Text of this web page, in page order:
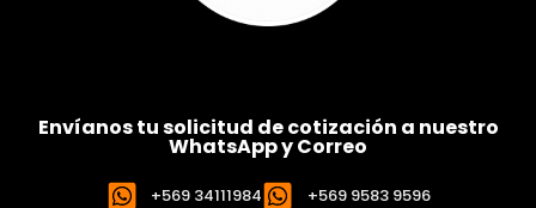
Envíanos tu solicitud de cotización a nuestro
WhatsApp y Correo
+569 34111984 +569 9583 9596